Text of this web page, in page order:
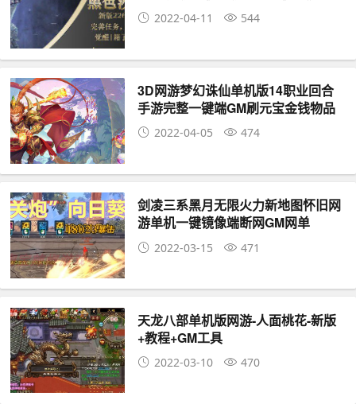
2022-04-11 544
3D网游梦幻诛仙单机版14职业回合
手游完整一键端GM刷元宝金钱物品
2022-04-05 474
剑凌三系黑月无限火力新地图怀旧网
游单机一键镜像端断网GM网单
2022-03-15 471
天龙八部单机版网游-人面桃花-新版
+教程+GM工具
2022-03-10 470